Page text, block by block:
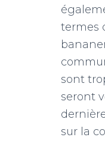
termes
sont
seront
sur la